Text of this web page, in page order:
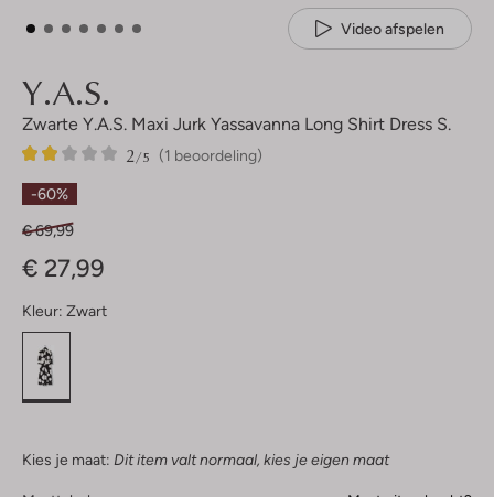
Video afspelen
Y.a.s.
Zwarte Y.a.s. Maxi Jurk Yassavanna Long Shirt Dress S.
(1 beoordeling)
2/5
1
2
Sterren
-60%
€ 69,99
€ 27,99
Kleur: Zwart
Kies je maat: Dit item valt normaal, kies je eigen maat